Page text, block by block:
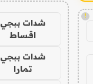
!
شدات ببجي
اقساط
شدات ببجي
تمارا